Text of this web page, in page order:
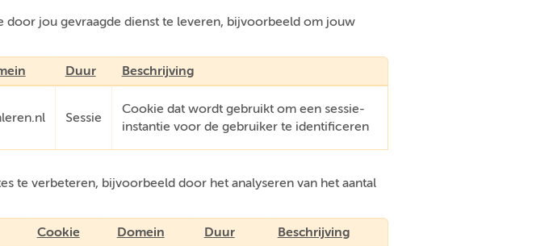
door jou gevraagde dienst te leveren, bijvoorbeeld om jouw
Duur
Beschrijving
Sessie
Cookie dat wordt gebruikt om een sessie-
instantie voor de gebruiker te identificeren
te verbeteren, bijvoorbeeld door het analyseren van het aantal
Cookie Domein Duur Beschrijving